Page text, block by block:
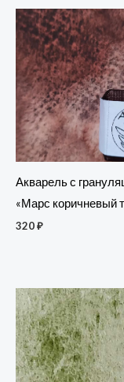
Акварель с
«Марс коричневый
320₽